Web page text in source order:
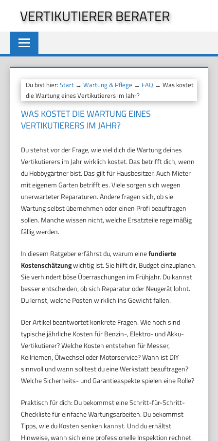
springen
VERTIKUTIERER BERATER
Du bist hier:Start →Wartung & Pflege → FAQ → Was kostet
die Wartung eines Vertikutierers im Jahr?
WAS KOSTET DIE WARTUNG EINES
VERTIKUTIERERS IM JAHR?
Du stehst vor der Frage, wie viel dich die Wartung deines
Vertikutierers im Jahr wirklich kostet. Das betrifft dich, wenn
du Hobbygärtner bist. Das gilt für Hausbesitzer. Auch Mieter
mit eigenem Garten betrifft es. Viele sorgen sich wegen
unerwarteter Reparaturen. Andere fragen sich, ob sie
Wartung selbst übernehmen oder einen Profi beauftragen
sollen. Manche wissen nicht, welche Ersatzteile regelmäßig
fällig werden.
In diesem Ratgeber erfährst du, warum einefundierte
Kostenschätzungwichtig ist. Sie hilft dir, Budget einzuplanen.
Sie verhindert böse Überraschungen im Frühjahr. Du kannst
besser entscheiden, ob sich Reparatur oder Neugerät lohnt.
Du lernst, welche Posten wirklich ins Gewicht fallen.
Der Artikel beantwortet konkrete Fragen. Wie hoch sind
typische jährliche Kosten für Benzin-, Elektro- und Akku-
Vertikutierer? Welche Kosten entstehen für Messer,
Keilriemen, Ölwechsel oder Motorservice? Wann ist DIY
sinnvoll und wann solltest du eine Werkstatt beauftragen?
Welche Sicherheits- und Garantieaspekte spielen eine Rolle?
Praktisch für dich: Du bekommst eine Schritt-für-Schritt-
Checkliste für einfache Wartungsarbeiten. Du bekommst
Tipps, wie du Kosten senken kannst. Und du erhältst
Hinweise, wann sich eine professionelle Inspektion rechnet.